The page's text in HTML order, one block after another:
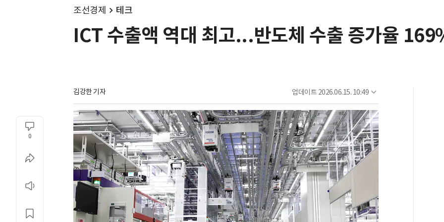
조선경제 테크
ICT 수출액 역대 최고...반도체 수출 증가율
김강한 기자 업데이트 2026.06.15. 10:49
0